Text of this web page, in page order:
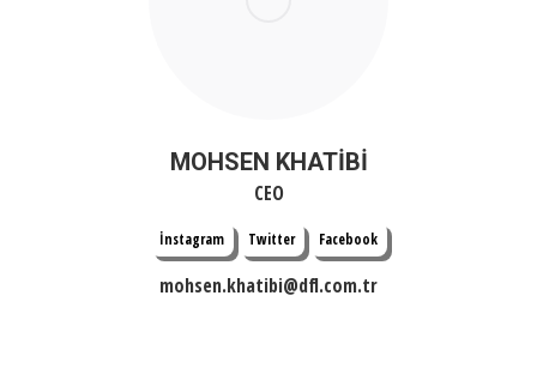
MOHSEN KHATİBİ
CEO
İnstagram Twitter Facebook
mohsen.khatibi@dfl.com.tr